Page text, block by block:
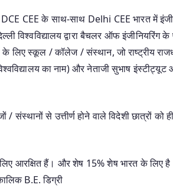
CEE के साथ-साथ Delhi CEE भारत में
विश्वविद्यालय द्वारा बैचलर ऑफ इंजीनियरिंग
लिए स्कूल / कॉलेज / संस्थान, जो राष्ट्रीय
का नाम) और नेताजी सुभाष
से उत्तीर्ण होने वाले विदेशी छात्रों को
लिए आरक्षित हैं। और शेष 15% शेष भारत के लिए
B.E. डिग्री